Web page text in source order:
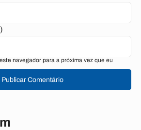
navegador para a próxima vez que eu
Publicar Comentário